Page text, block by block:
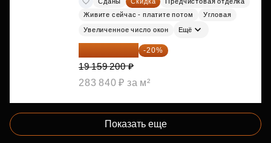
Живите сейчас - платите потом
Угловая
Увеличенное число окон Ещё
15 327 360 ₽ -20%
19 159 200 ₽
283 840 ₽ за м²
Показать еще